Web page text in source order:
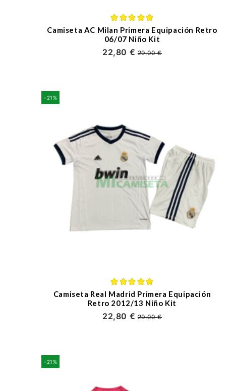
Camiseta AC Milan Primera Equipación Retro
06/07 Niño Kit
22,80 €29,00 €
-21%
Camiseta Real Madrid Primera Equipación
Retro 2012/13 Niño Kit
22,80 €29,00 €
-21%